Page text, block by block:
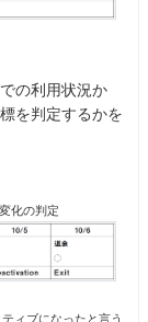
の利用状況か
を判定するかを
化の判定
ィブになったと言う